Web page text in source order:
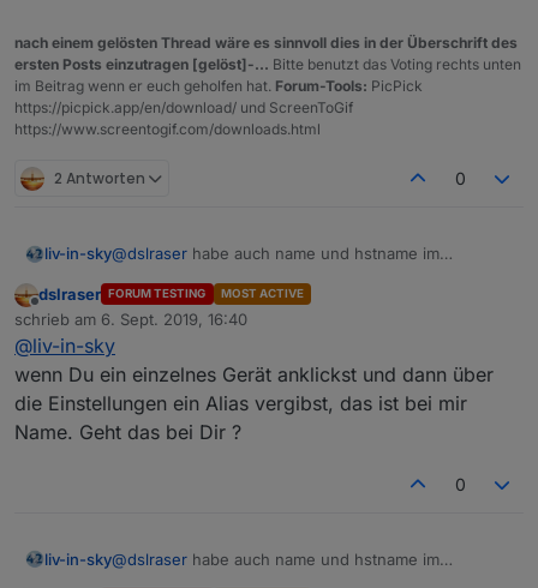
nach einem gelösten Thread wäre es sinnvoll dies in der Überschrift des
ersten Posts einzutragen [gelöst]-... Bitte benutzt das Voting rechts unten
im Beitrag wenn er euch geholfen hat. Forum-Tools: PicPick
https://picpick.app/en/download/ und ScreenToGif
https://www.screentogif.com/downloads.html
2 Antworten 0
liv-in-sky@dslraser habe auch name und hstname im
Offline
dslraser FORUM TESTING MOST ACTIVE
schrieb am 6. Sept. 2019, 16:40
zuletzt editiert von
@liv-in-sky
wenn Du ein einzelnes Gerät anklickst und dann über
die Einstellungen ein Alias vergibst, das ist bei mir
Name. Geht das bei Dir ?
0
liv-in-sky@dslraser habe auch name und hstname im